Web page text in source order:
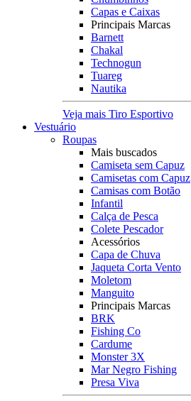
Capas e Caixas
Principais Marcas
Barnett
Chakal
Technogun
Tuareg
Nautika
Veja mais Tiro Esportivo
Vestuário
Roupas
Mais buscados
Camiseta sem Capuz
Camisetas com Capuz
Camisas com Botão
Infantil
Calça de Pesca
Colete Pescador
Acessórios
Capa de Chuva
Jaqueta Corta Vento
Moletom
Manguito
Principais Marcas
BRK
Fishing Co
Cardume
Monster 3X
Mar Negro Fishing
Presa Viva